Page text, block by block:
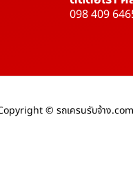
098 409
© รถเครนรับจ้าง.com